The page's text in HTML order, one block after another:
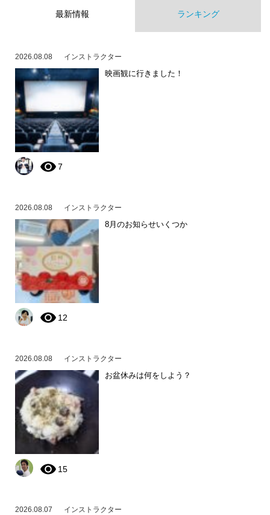
最新情報 ランキング
2026.08.08 インストラクター
映画観に行きました！
7
2026.08.08 インストラクター
8月のお知らせいくつか
12
2026.08.08 インストラクター
お盆休みは何をしよう？
15
2026.08.07 インストラクター